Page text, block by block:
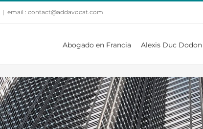
| email : contact@addavocat.com
Abogado en Francia Alexis Duc Dodon